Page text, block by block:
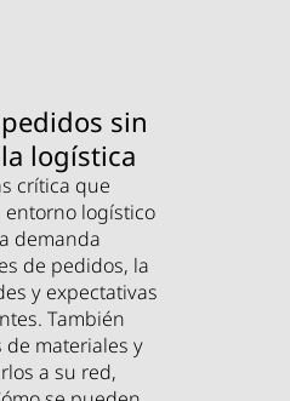
sin
logística
crítica que
logístico
demanda
de pedidos, la
y expectativas
También
materiales y
a su red,